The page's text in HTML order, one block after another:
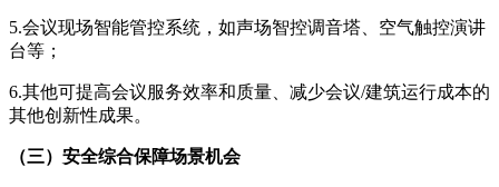
5.会议现场智能管控系统，如声场智控调音塔、空气触控演讲
台等；
6.其他可提高会议服务效率和质量、减少会议/建筑运行成本的
其他创新性成果。
（三）安全综合保障场景机会